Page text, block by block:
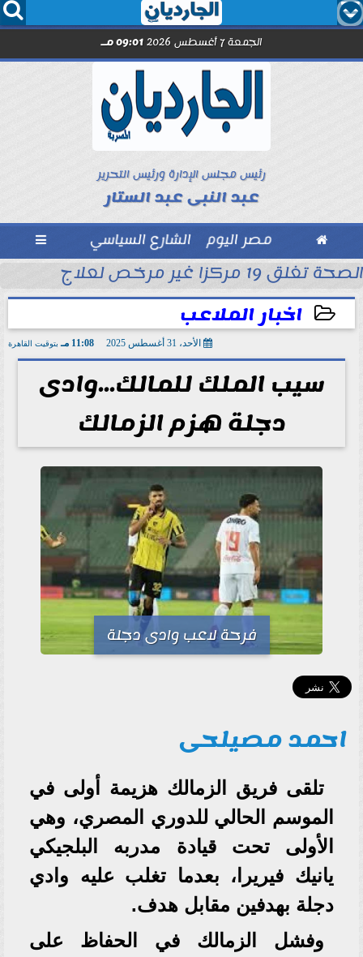
  
الجمعة 7 أغسطس 2026 09:01 مـ
رئيس مجلس الإدارة ورئيس التحرير
عبد النبى عبد الستار
 مصر اليوم الشارع السياسي 
انطلاق الموسم
الصحة تغلق 19 مركزا غير مرخص لعلاج الإدمان والطب النفسي بالمقطم
اخبار الملاعب
الأحد، 31 أغسطس 2025 11:08 مـ بتوقيت القاهرة
سيب الملك للمالك...وادى
دجلة هزم الزمالك
فرحة لاعب وادى دجلة
احمد مصيلحى
تلقى فريق الزمالك هزيمة أولى في
الموسم الحالي للدوري المصري، وهي
الأولى تحت قيادة مدربه البلجيكي
يانيك فيريرا، بعدما تغلب عليه وادي
دجلة بهدفين مقابل هدف.
وفشل الزمالك في الحفاظ على